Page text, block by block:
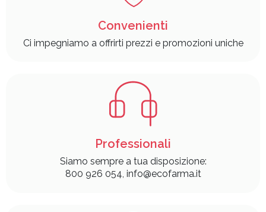
Convenienti
Ci impegniamo a offrirti prezzi e promozioni uniche
Professionali
Siamo sempre a tua disposizione:
800 926 054, info@ecofarma.it